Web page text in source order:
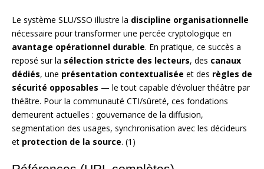
Le système SLU/SSO illustre la discipline organisationnelle
nécessaire pour transformer une percée cryptologique en
avantage opérationnel durable. En pratique, ce succès a
reposé sur la sélection stricte des lecteurs, des canaux
dédiés, une présentation contextualisée et des règles de
sécurité opposables — le tout capable d’évoluer théâtre par
théâtre. Pour la communauté CTI/sûreté, ces fondations
demeurent actuelles : gouvernance de la diffusion,
segmentation des usages, synchronisation avec les décideurs
et protection de la source. (1)